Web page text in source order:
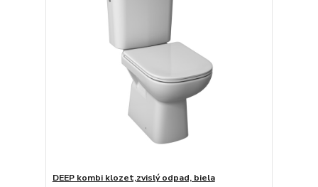
DEEP kombi klozet,zvislý odpad, biela